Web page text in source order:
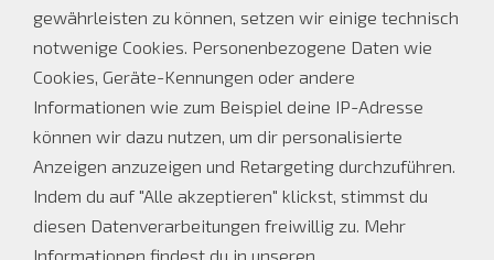
Parteienverkehr Sekretariat
Bei Schulbetrieb Ferienöffnungszeiten
MO, DI, DO
08.00 - 12.00 Uhr
14.00 - 16.00 Uhr
MO - FR
08.00 - 12.00 UHR
MI und FR
08.00 - 12.00 Uhr
gewährleisten zu können, setzen wir einige technisch
notwenige Cookies. Personenbezogene Daten wie
Cookies, Geräte-Kennungen oder andere
Informationen wie zum Beispiel deine IP-Adresse
können wir dazu nutzen, um dir personalisierte
Anzeigen anzuzeigen und Retargeting durchzuführen.
Indem du auf "Alle akzeptieren" klickst, stimmst du
diesen Datenverarbeitungen freiwillig zu. Mehr
Informationen findest du in unseren